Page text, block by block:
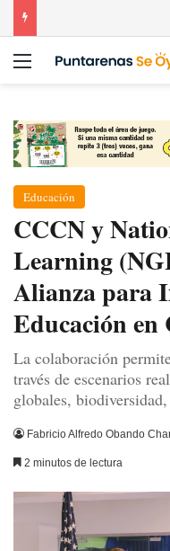
Menú
Educación
CCCN y
Learning
Alianza para
Educación en
La colaboración
través de escenarios
globales,
Fabricio Alfredo Obando
2 minutos de lectura